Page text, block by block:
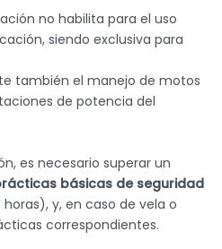
no habilita para el uso
siendo exclusiva para
también el manejo de motos
de potencia del
es necesario superar un
básicas de seguridad
y, en caso de vela o
correspondientes.